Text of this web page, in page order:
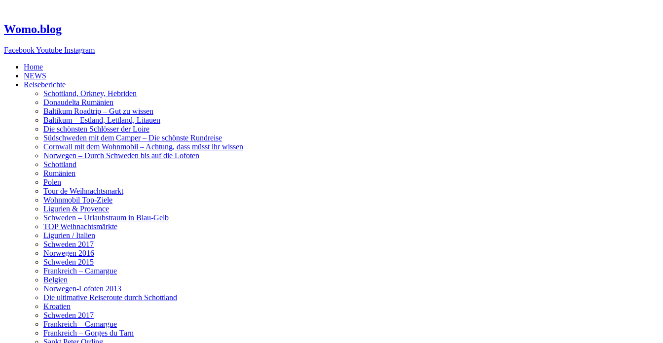
springen
Womo.blog
FacebookYoutube Instagram
Home
NEWS
Reiseberichte
Schottland, Orkney, Hebriden
Donaudelta Rumänien
Baltikum Roadtrip – Gut zu wissen
Baltikum – Estland, Lettland, Litauen
Die schönsten Schlösser der Loire
Südschweden mit dem Camper – Die schönste Rundreise
Cornwall mit dem Wohnmobil – Achtung, dass müsst ihr wissen
Norwegen – Durch Schweden bis auf die Lofoten
Schottland
Rumänien
Polen
Tour de Weihnachtsmarkt
Wohnmobil Top-Ziele
Ligurien & Provence
Schweden – Urlaubstraum in Blau-Gelb
TOP Weihnachtsmärkte
Ligurien / Italien
Schweden 2017
Norwegen 2016
Schweden 2015
Frankreich – Camargue
Belgien
Norwegen-Lofoten 2013
Die ultimative Reiseroute durch Schottland
Kroatien
Schweden 2017
Frankreich – Camargue
Frankreich – Gorges du Tarn